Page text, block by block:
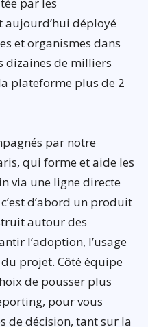
par les
aujourd’hui déployé
et organismes dans
dizaines de milliers
plateforme plus de 2
par notre
qui forme et aide les
via une ligne directe
d’abord un produit
autour des
l’adoption, l’usage
projet. Côté équipe
de pousser plus
pour vous
de décision, tant sur la